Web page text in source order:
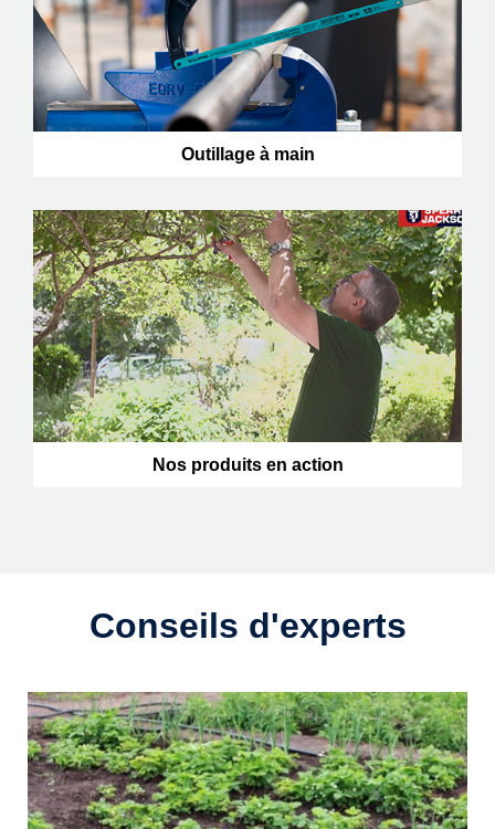
Outillage à main
Nos produits en action
Conseils d'experts